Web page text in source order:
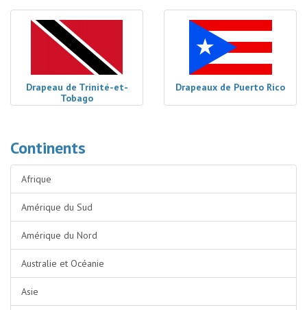
Drapeau de Trinité-et-
Tobago
Drapeaux de Puerto Rico
Continents
Afrique
Amérique du Sud
Amérique du Nord
Australie et Océanie
Asie